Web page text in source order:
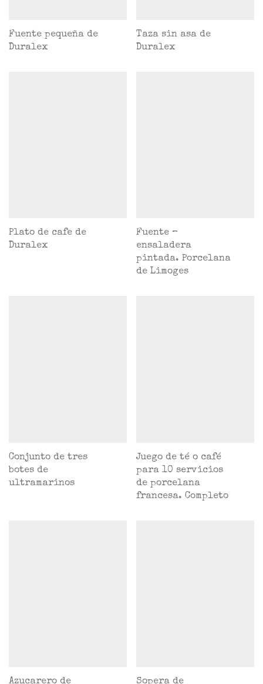
Fuente pequeña de
Duralex
Taza sin asa de
Duralex
Plato de cafe de
Duralex
Fuente –
ensaladera
pintada. Porcelana
de Limoges
Conjunto de tres
botes de
ultramarinos
Juego de té o café
para 10 servicios
de porcelana
francesa. Completo
Azucarero de Sopera de